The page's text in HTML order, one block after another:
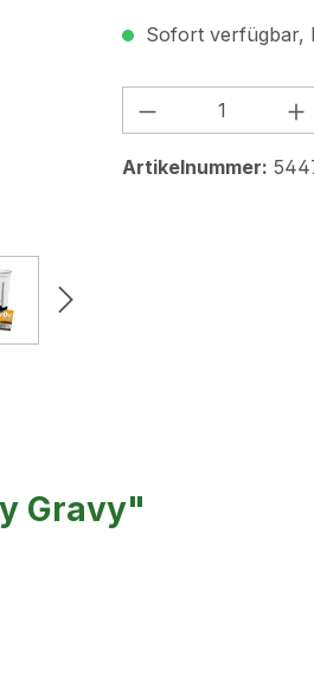
Sofort verfügbar,
Produkt
Artikelnummer:
Gravy"